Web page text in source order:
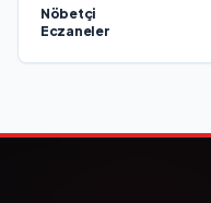
Nöbetçi
Eczaneler